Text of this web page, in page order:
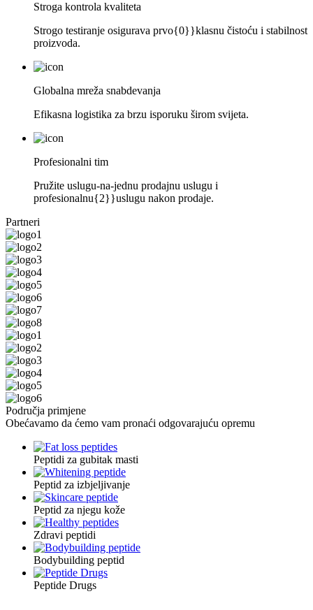
Stroga kontrola kvaliteta
Strogo testiranje osigurava prvo{0}}klasnu čistoću i stabilnost
proizvoda.
Globalna mreža snabdevanja
Efikasna logistika za brzu isporuku širom svijeta.
Profesionalni tim
Pružite uslugu-na-jednu prodajnu uslugu i
profesionalnu{2}}uslugu nakon prodaje.
Partneri
Područja primjene
Obećavamo da ćemo vam pronaći odgovarajuću opremu
Peptidi za gubitak masti
Peptid za izbjeljivanje
Peptid za njegu kože
Zdravi peptidi
Bodybuilding peptid
Peptide Drugs